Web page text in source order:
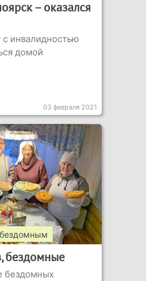
– оказался
инвалидностью
домой
03 февраля 2021
бездомные
бездомных